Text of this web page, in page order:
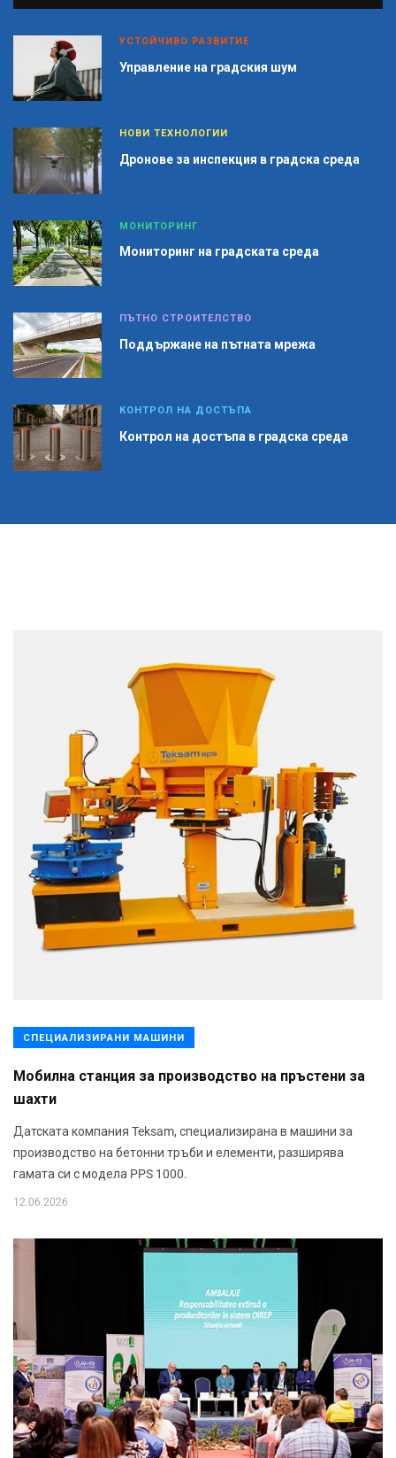
УСТОЙЧИВО РАЗВИТИЕ
Управление на градския шум
НОВИ ТЕХНОЛОГИИ
Дронове за инспекция в градска среда
МОНИТОРИНГ
Мониторинг на градската среда
ПЪТНО СТРОИТЕЛСТВО
Поддържане на пътната мрежа
КОНТРОЛ НА ДОСТЪПА
Контрол на достъпа в градска среда
СПЕЦИАЛИЗИРАНИ МАШИНИ
Мобилна станция за производство на пръстени за
шахти
Датската компания Teksam, специализирана в машини за
производство на бетонни тръби и елементи, разширява
гамата си с модела PPS 1000.
12.06.2026